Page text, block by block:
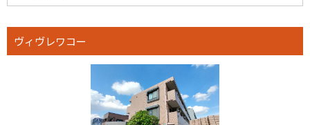
ヴィヴレワコー